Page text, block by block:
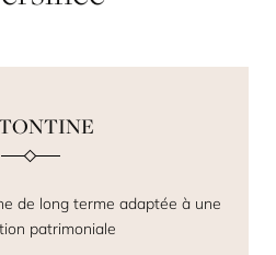
de long terme adaptée à une
patrimoniale